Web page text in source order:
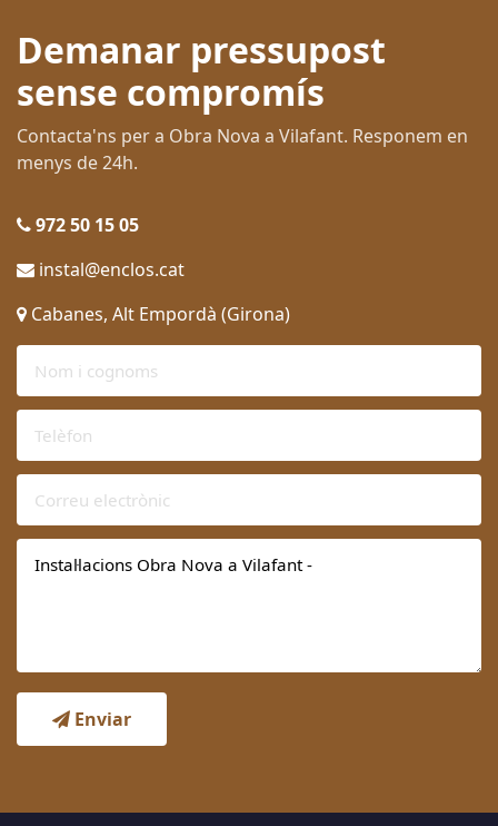
Demanar pressupost
sense compromís
Contacta'ns per a Obra Nova a Vilafant. Responem en
menys de 24h.
972 50 15 05
instal@enclos.cat
Cabanes, Alt Empordà (Girona)
Enviar